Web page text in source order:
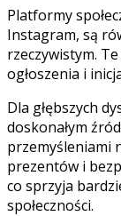
Platformy
Instagram, są
rzeczywistym.
ogłoszenia i
Dla głębszych
doskonałym
przemyśleniami
prezentów i
co sprzyja
społeczności.